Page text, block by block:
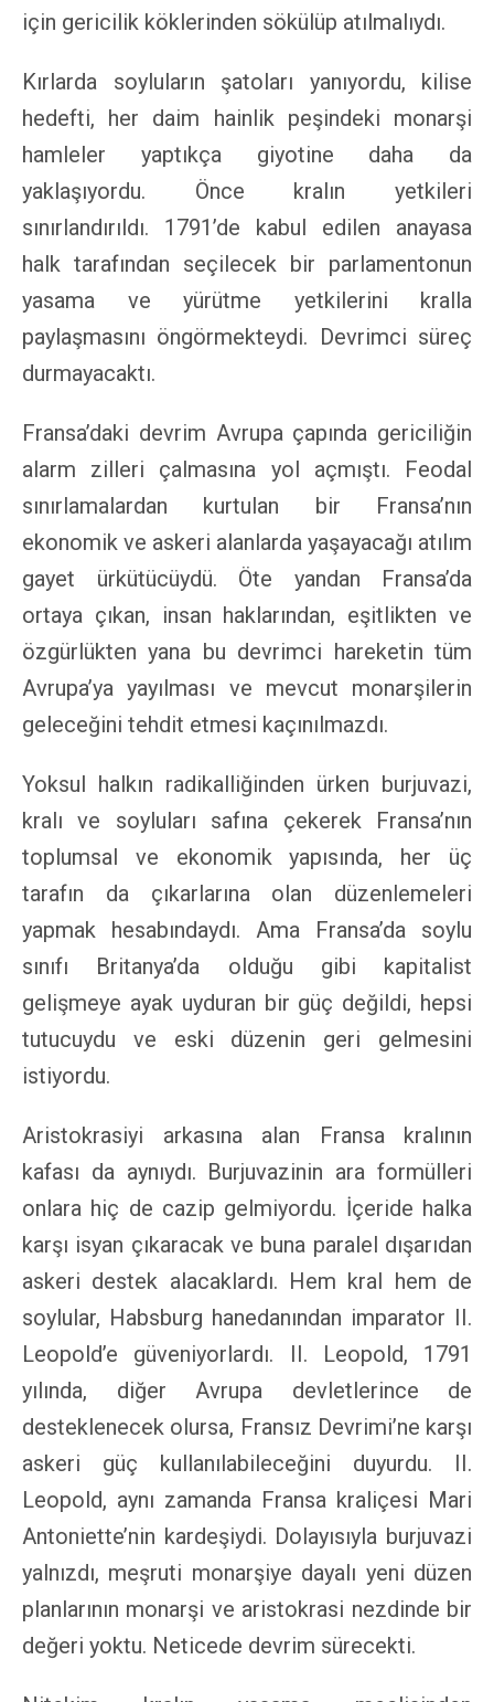
için gericilik köklerinden sökülüp atılmalıydı.
Kırlarda soyluların şatoları yanıyordu, kilise
hedefti, her daim hainlik peşindeki monarşi
hamleler yaptıkça giyotine daha da
yaklaşıyordu. Önce kralın yetkileri
sınırlandırıldı. 1791’de kabul edilen anayasa
halk tarafından seçilecek bir parlamentonun
yasama ve yürütme yetkilerini kralla
paylaşmasını öngörmekteydi. Devrimci süreç
durmayacaktı.
Fransa’daki devrim Avrupa çapında gericiliğin
alarm zilleri çalmasına yol açmıştı. Feodal
sınırlamalardan kurtulan bir Fransa’nın
ekonomik ve askeri alanlarda yaşayacağı atılım
gayet ürkütücüydü. Öte yandan Fransa’da
ortaya çıkan, insan haklarından, eşitlikten ve
özgürlükten yana bu devrimci hareketin tüm
Avrupa’ya yayılması ve mevcut monarşilerin
geleceğini tehdit etmesi kaçınılmazdı.
Yoksul halkın radikalliğinden ürken burjuvazi,
kralı ve soyluları safına çekerek Fransa’nın
toplumsal ve ekonomik yapısında, her üç
tarafın da çıkarlarına olan düzenlemeleri
yapmak hesabındaydı. Ama Fransa’da soylu
sınıfı Britanya’da olduğu gibi kapitalist
gelişmeye ayak uyduran bir güç değildi, hepsi
tutucuydu ve eski düzenin geri gelmesini
istiyordu.
Aristokrasiyi arkasına alan Fransa kralının
kafası da aynıydı. Burjuvazinin ara formülleri
onlara hiç de cazip gelmiyordu. İçeride halka
karşı isyan çıkaracak ve buna paralel dışarıdan
askeri destek alacaklardı. Hem kral hem de
soylular, Habsburg hanedanından imparator II.
Leopold’e güveniyorlardı. II. Leopold, 1791
yılında, diğer Avrupa devletlerince de
desteklenecek olursa, Fransız Devrimi’ne karşı
askeri güç kullanılabileceğini duyurdu. II.
Leopold, aynı zamanda Fransa kraliçesi Mari
Antoniette’nin kardeşiydi. Dolayısıyla burjuvazi
yalnızdı, meşruti monarşiye dayalı yeni düzen
planlarının monarşi ve aristokrasi nezdinde bir
değeri yoktu. Neticede devrim sürecekti.